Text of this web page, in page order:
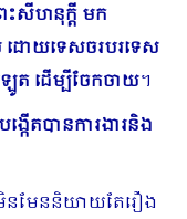
រះសីហនុក្តី មក
ប់ ដោយទេសចរបរ​ទេស
ដើម្បីចែកចាយ។
ើតបានការងារនិង
ែននិយាយតែរឿង